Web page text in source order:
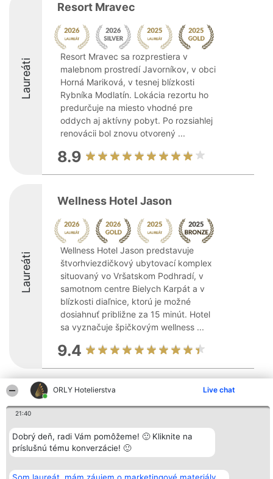
ORLY Hotelierstva Live chat
21:40
Dobrý deň, radi Vám pomôžeme! 🙂 Kliknite na
príslušnú tému konverzácie! 🙂
Laureáti
Resort Mravec
Resort Mravec sa rozprestiera v
malebnom prostredí Javorníkov, v obci
Horná Mariková, v tesnej blízkosti
Rybníka Modlatín. Lokácia rezortu ho
predurčuje na miesto vhodné pre
oddych aj aktívny pobyt. Po rozsiahlej
renovácii bol znovu otvorený ...
8.9
Laureáti
Wellness Hotel Jason
Wellness Hotel Jason predstavuje
štvorhviezdičkový ubytovací komplex
situovaný vo Vršatskom Podhradí, v
samotnom centre Bielych Karpát a v
blízkosti diaľnice, ktorú je možné
dosiahnuť približne za 15 minút. Hotel
sa vyznačuje špičkovým wellness ...
9.4
Organizátor hodnotenia
Bright Side Solutions sp. z o.
o. sp. k.
Wrocław 50-079
KRS 0000749100 | Regon
381313360 | NIP 8943132676
+48 508 492 400
Lista
Laureatów
Podmienky
Obchodné
podmienky
ochrany
Kontakt